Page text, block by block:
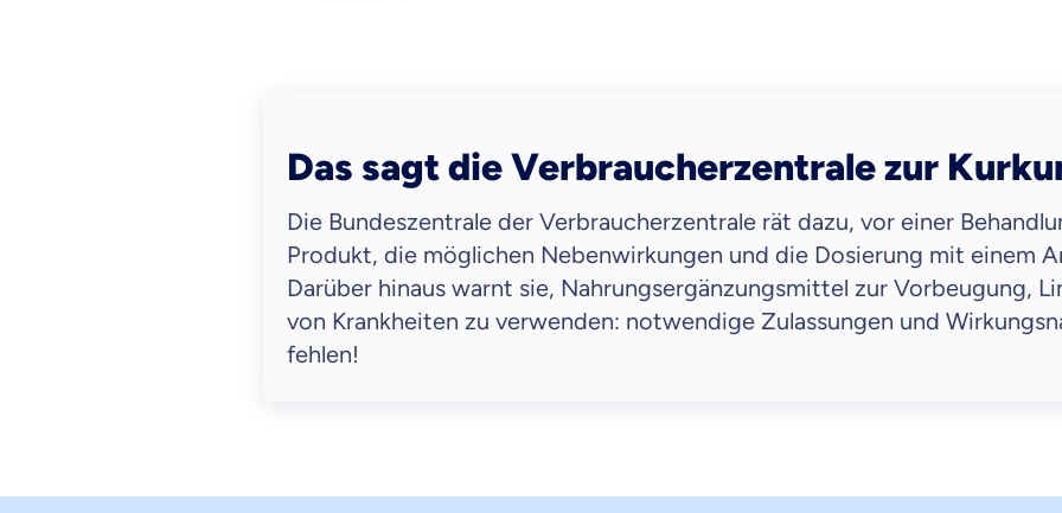
Das sagt die Verbraucherzentrale zur
Die Bundeszentrale der Verbraucherzentrale rät dazu, vor einer
Produkt, die möglichen Nebenwirkungen und die Dosierung mit einem
Darüber hinaus warnt sie, Nahrungsergänzungsmittel zur Vorbeugung,
von Krankheiten zu verwenden: notwendige Zulassungen und
fehlen!
Krankenhaus
Mit dem Abschicken meiner Daten erkläre ich meineEinwilligungzur Weiter zu